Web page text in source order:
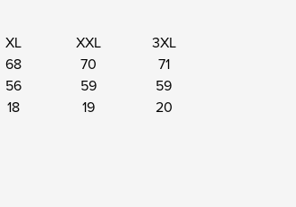
XL XXL
3XL
68 70
71
56 59
59
18 19 20